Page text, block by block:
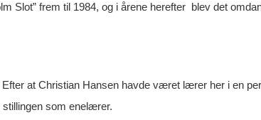
Slot” frem til 1984, og i årene herefter blev det
at Christian Hansen havde været lærer her i en
som enelærer.